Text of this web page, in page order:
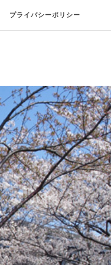
プライバシーポリシー